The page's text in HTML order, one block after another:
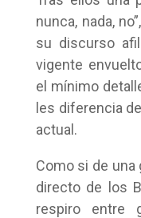
nunca, nada,
su discurso
vigente
el mínimo
les diferencia
actual.
Como si de una
directo de los
respiro entre